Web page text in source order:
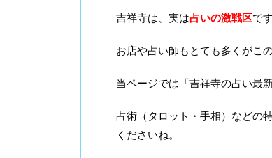
吉祥寺は、実は占いの激戦区です
お店や占い師もとても多くがこ
当ページでは「吉祥寺の占い最
占術（タロット・手相）などの
くださいね。